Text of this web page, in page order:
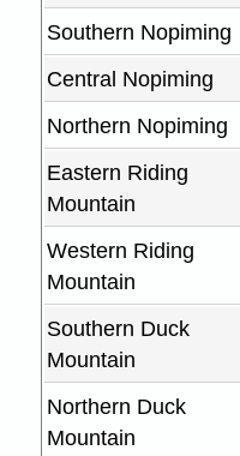
Southern Nopiming
Central Nopiming
Northern Nopiming
Eastern Riding
Mountain
Western Riding
Mountain
Southern Duck
Mountain
Northern Duck
Mountain